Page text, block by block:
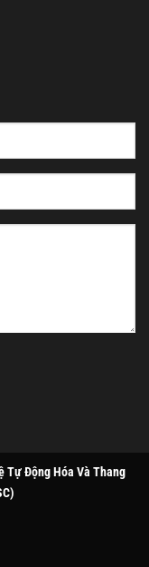
Tự Động Hóa Và Thang